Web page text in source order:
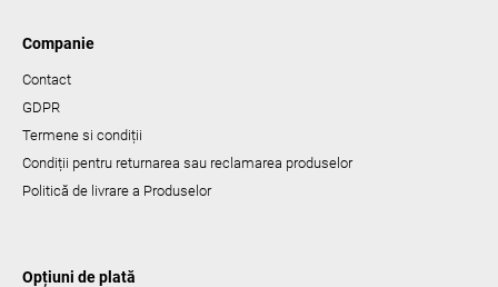
Companie
Contact
GDPR
Termene si condiții
Condiții pentru returnarea sau reclamarea produselor
Politică de livrare a Produselor
Opțiuni de plată